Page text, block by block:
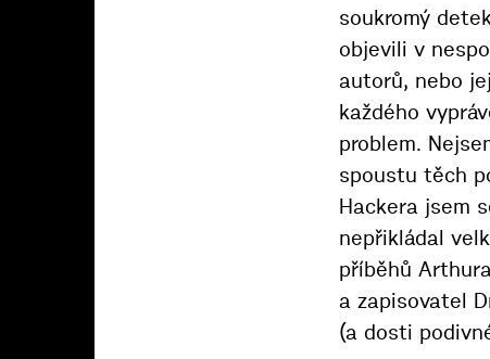
soukromý
objevili v
autorů, nebo
každého
problem.
spoustu těch
Hackera jsem
nepřikládal
příběhů
a zapisovatel
(a dosti